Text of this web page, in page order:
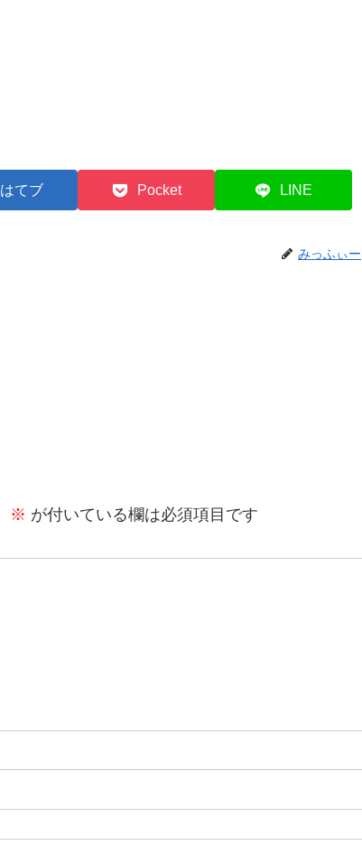
はてブ Pocket LINE
みっふぃー
※ が付いている欄は必須項目です